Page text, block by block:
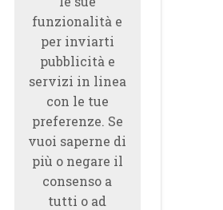
funzionalità e
per inviarti
pubblicità e
servizi in linea
con le tue
preferenze. Se
vuoi saperne di
più o negare il
consenso a
tutti o ad